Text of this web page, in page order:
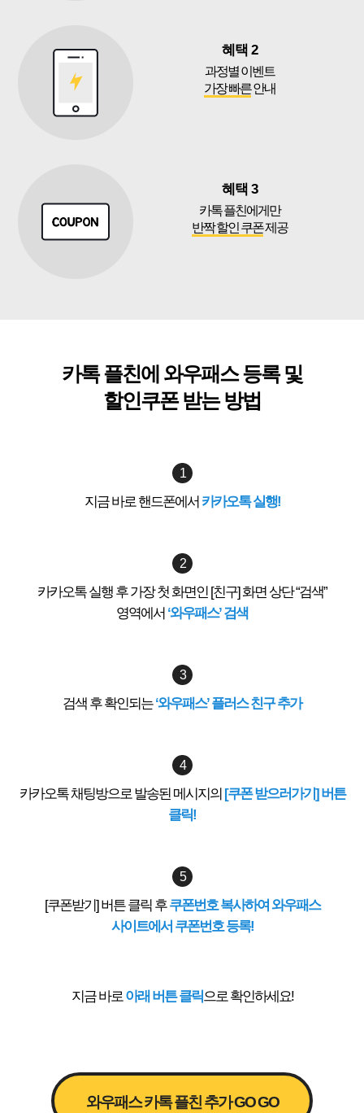
혜택 2
과정별 이벤트
가장 빠른안내
혜택 3
카톡 플친에게만
반짝 할인 쿠폰제공
카톡 플친에 와우패스 등록 및
할인쿠폰 받는 방법
1
지금 바로 핸드폰에서 카카오톡 실행!
2
카카오톡 실행 후 가장 첫 화면인 [친구] 화면 상단 “검색”
영역에서 ‘와우패스’ 검색
3
검색 후 확인되는‘와우패스’ 플러스 친구 추가
4
카카오톡 채팅방으로 발송된 메시지의 [쿠폰 받으러가기] 버튼
클릭!
5
[쿠폰받기] 버튼 클릭 후쿠폰번호 복사하여 와우패스
사이트에서 쿠폰번호 등록!
지금 바로아래 버튼 클릭으로 확인하세요!
와우패스 카톡 플친 추가 GO GO